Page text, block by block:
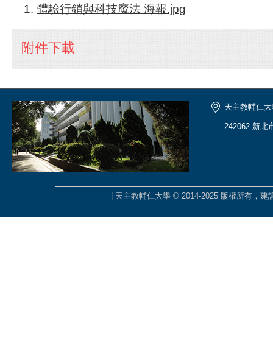
體驗行銷與科技魔法 海報.jpg
附件下載
天主教輔仁
242062 新北
| 天主教輔仁大學 © 2014-2025 版權所有，